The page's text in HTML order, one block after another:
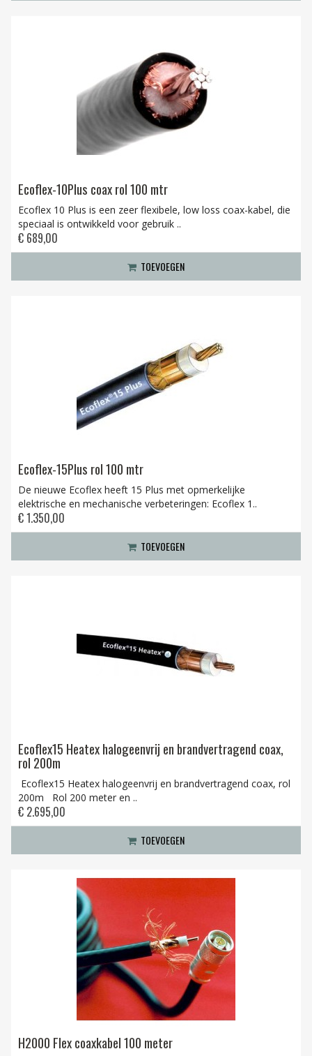
Ecoflex-10Plus coax rol 100 mtr
Ecoflex 10 Plus is een zeer flexibele, low loss coax-kabel, die
speciaal is ontwikkeld voor gebruik ..
€ 689,00
TOEVOEGEN
Ecoflex-15Plus rol 100 mtr
De nieuwe Ecoflex heeft 15 Plus met opmerkelijke
elektrische en mechanische verbeteringen: Ecoflex 1..
€ 1.350,00
TOEVOEGEN
Ecoflex15 Heatex halogeenvrij en brandvertragend coax,
rol 200m
Ecoflex15 Heatex halogeenvrij en brandvertragend coax, rol
200m Rol 200 meter en ..
€ 2.695,00
TOEVOEGEN
H2000 Flex coaxkabel 100 meter